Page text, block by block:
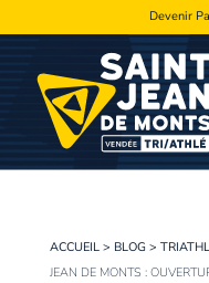
Devenir
ACCUEIL> BLOG >
JEAN DE MONTS :